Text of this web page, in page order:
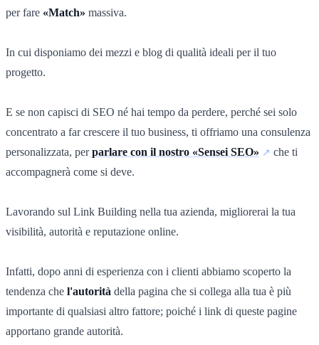
per fare «Match» massiva.
In cui disponiamo dei mezzi e blog di qualità ideali per il tuo
progetto.
E se non capisci di SEO né hai tempo da perdere, perché sei solo
concentrato a far crescere il tuo business, ti offriamo una consulenza
personalizzata, per parlare con il nostro «Sensei SEO»
che ti
accompagnerà come si deve.
Lavorando sul Link Building nella tua azienda, migliorerai la tua
visibilità, autorità e reputazione online.
Infatti, dopo anni di esperienza con i clienti abbiamo scoperto la
tendenza che l'autorità della pagina che si collega alla tua è più
importante di qualsiasi altro fattore; poiché i link di queste pagine
apportano grande autorità.